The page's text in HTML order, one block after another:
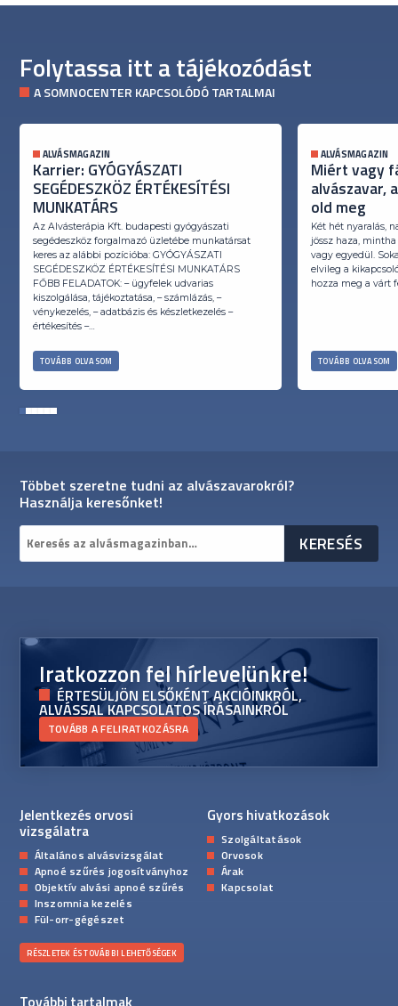
Folytassa itt a tájékozódást
A SOMNOCENTER KAPCSOLÓDÓ TARTALMAI
ALVÁSMAGAZIN
Karrier: GYÓGYÁSZATI
SEGÉDESZKÖZ ÉRTÉKESÍTÉSI
MUNKATÁRS
Az Alvásterápia Kft. budapesti gyógyászati
segédeszköz forgalmazó üzletébe munkatársat
keres az alábbi pozícióba: GYÓGYÁSZATI
SEGÉDESZKÖZ ÉRTÉKESÍTÉSI MUNKATÁRS
FŐBB FELADATOK: – ügyfelek udvarias
kiszolgálása, tájékoztatása, – számlázás, –
vénykezelés, – adatbázis és készletkezelés –
értékesítés –…
TOVÁBB OLVASOM
ALVÁSMAGAZIN
Miért vagy
alvászavar,
old meg
Két hét nyaralás,
jössz haza,
vagy egyedül.
elvileg a
hozza meg a várt
TOVÁBB OLVASOM
123456
Többet szeretne tudni az alvászavarokról?
Használja keresőnket!
Iratkozzon fel hírlevelünkre!
ÉRTESÜLJÖN ELSŐKÉNT AKCIÓINKRÓL,
ALVÁSSAL KAPCSOLATOS ÍRÁSAINKRÓL
TOVÁBB A FELIRATKOZÁSRA
Jelentkezés orvosi
vizsgálatra
Általános alvásvizsgálat
Apnoé szűrés jogosítványhoz
Objektív alvási apnoé szűrés
Inszomnia kezelés
Fül-orr-gégészet
RÉSZLETEK ÉS TOVÁBBI LEHETŐSÉGEK
Gyors hivatkozások
Szolgáltatások
Orvosok
Árak
Kapcsolat